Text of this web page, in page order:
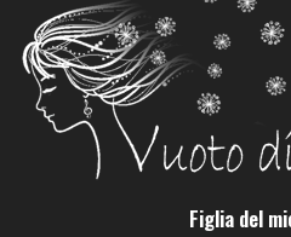
Figlia del